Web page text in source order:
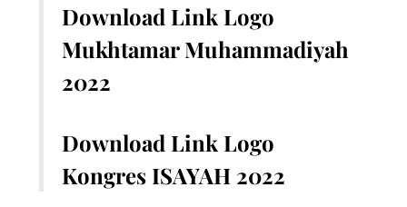
Download Link Logo
Mukhtamar Muhammadiyah
2022
Download Link Logo
Kongres ISAYAH 2022